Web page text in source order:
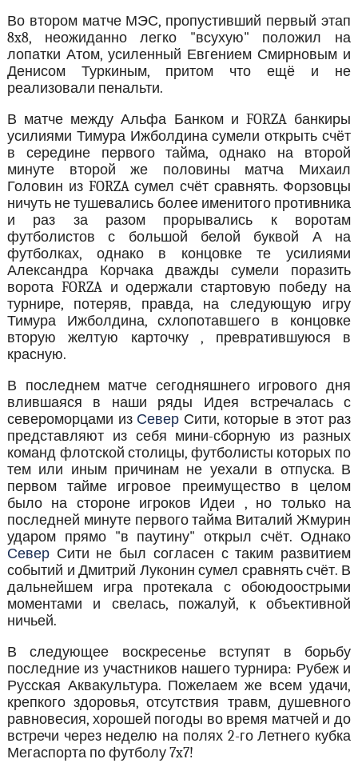
Во втором матче МЭС, пропустивший первый этап
8x8, неожиданно легко "всухую" положил на
лопатки Атом, усиленный Евгением Смирновым и
Денисом Туркиным, притом что ещё и не
реализовали пенальти.
В матче между Альфа Банком и FORZA банкиры
усилиями Тимура Ижболдина сумели открыть счёт
в середине первого тайма, однако на второй
минуте второй же половины матча Михаил
Головин из FORZA сумел счёт сравнять. Форзовцы
ничуть не тушевались более именитого противника
и раз за разом прорывались к воротам
футболистов с большой белой буквой А на
футболках, однако в концовке те усилиями
Александра Корчака дважды сумели поразить
ворота FORZA и одержали стартовую победу на
турнире, потеряв, правда, на следующую игру
Тимура Ижболдина, схлопотавшего в концовке
вторую желтую карточку , превратившуюся в
красную.
В последнем матче сегодняшнего игрового дня
влившаяся в наши ряды Идея встречалась с
североморцами из Север Сити, которые в этот раз
представляют из себя мини-сборную из разных
команд флотской столицы, футболисты которых по
тем или иным причинам не уехали в отпуска. В
первом тайме игровое преимущество в целом
было на стороне игроков Идеи , но только на
последней минуте первого тайма Виталий Жмурин
ударом прямо "в паутину" открыл счёт. Однако
СеверСити не был согласен с таким развитием
событий и Дмитрий Луконин сумел сравнять счёт. В
дальнейшем игра протекала с обоюдоострыми
моментами и свелась, пожалуй, к объективной
ничьей.
В следующее воскресенье вступят в борьбу
последние из участников нашего турнира: Рубеж и
Русская Аквакультура. Пожелаем же всем удачи,
крепкого здоровья, отсутствия травм, душевного
равновесия, хорошей погоды во время матчей и до
встречи через неделю на полях 2-го Летнего кубка
Мегаспорта по футболу 7x7!